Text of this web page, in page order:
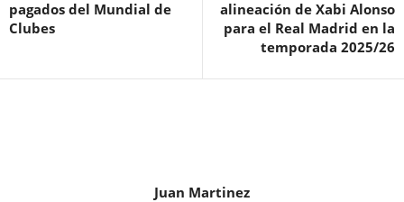
pagados del Mundial de
Clubes
alineación de Xabi Alonso
para el Real Madrid en la
temporada 2025/26
Juan Martinez